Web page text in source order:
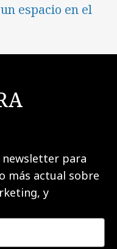
espacio en el
para
más actual sobre
y